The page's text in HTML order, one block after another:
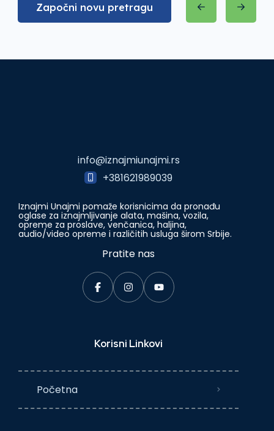
Započni novu pretragu
info@iznajmiunajmi.rs
+381621989039
Iznajmi Unajmi pomaže korisnicima da pronađu
oglase za iznajmljivanje alata, mašina, vozila,
opreme za proslave, venčanica, haljina,
audio/video opreme i različitih usluga širom Srbije.
Pratite nas
Korisni Linkovi
Početna